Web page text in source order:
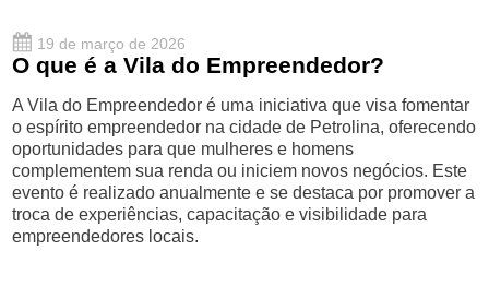
19 de março de 2026
O que é a Vila do Empreendedor?
A Vila do Empreendedor é uma iniciativa que visa fomentar
o espírito empreendedor na cidade de Petrolina, oferecendo
oportunidades para que mulheres e homens
complementem sua renda ou iniciem novos negócios. Este
evento é realizado anualmente e se destaca por promover a
troca de experiências, capacitação e visibilidade para
empreendedores locais.